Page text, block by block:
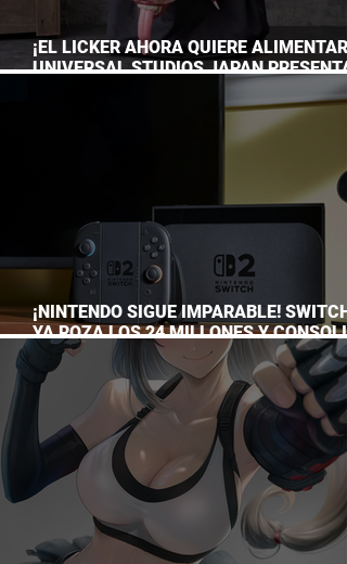
¡EL LICKER AHORA QUIERE
UNIVERSAL STUDIOS JAPAN PRESENTA
SU TERRORÍFICA COLECCIÓN DE
¡NINTENDO SIGUE IMPARABLE! SWITCH
YA ROZA LOS 24 MILLONES Y
EL DOMINIO DE LA GRAN N